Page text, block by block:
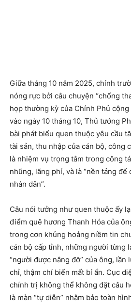
Giữa tháng 10 năm 2025, chính
nóng rực bởi câu chuyện “chống
họp thường kỳ của Chính Phủ cộng
vào ngày 10 tháng 10, Thủ tướng
bài phát biểu quen thuộc yêu cầu
tài sản, thu nhập của cán bộ, công
là nhiệm vụ trọng tâm trong công
nhũng, lãng phí, và là “nền tảng
nhân dân”.
Câu nói tưởng như quen thuộc ấy
điểm quê hương Thanh Hóa của
trong cơn khủng hoảng niềm tin
cán bộ cấp tỉnh, những người từng
“người được nâng đỡ” của ông,
chỉ, thậm chí biến mất bí ẩn. Cục
chính trị không thể không đặt câu
là màn “tự diễn” nhằm bảo toàn